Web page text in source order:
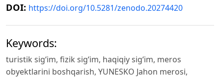
DOI: https://doi.org/10.5281/zenodo.20274420
Keywords:
turistik sigʻim, fizik sigʻim, haqiqiy sigʻim, meros
obyektlarini boshqarish, YUNESKO Jahon merosi,